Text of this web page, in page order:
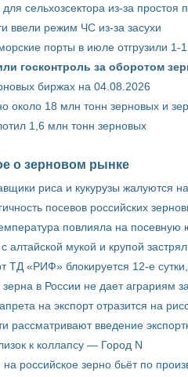
сельхозсектора из-за простоя
ввели режим ЧС из-за засухи
порты в июле отгрузили
госконтроль за оборотом
биржах на 04.08.2026
около 18 млн тонн зерновых и
1,6 млн тонн зерновых
о зерновом рынке
риса и кукурузы жалуются
посевов российских
повлияла на
с алтайской мукой и крупой
ТД «РИФ» блокируется 12-е
в России не дает аграриям
на экспорт отразится на
рассматривают введение
к коллапсу — Город N
на российское зерно бьёт по